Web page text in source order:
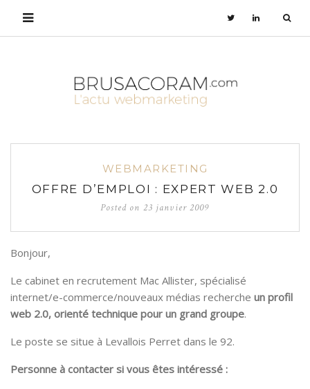
WEBMARKETING
OFFRE D’EMPLOI : EXPERT WEB 2.0
Posted on 23 janvier 2009
Bonjour,
Le cabinet en recrutement Mac Allister, spécialisé
internet/e-commerce/nouveaux médias recherche un profil
web 2.0, orienté technique pour un grand groupe.
Le poste se situe à Levallois Perret dans le 92.
Personne à contacter si vous êtes intéressé :